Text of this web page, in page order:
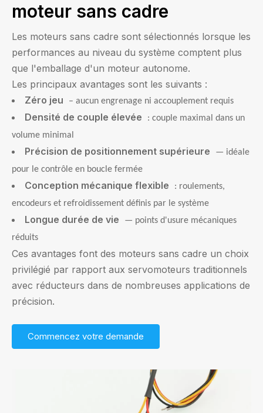
moteur sans cadre
Les moteurs sans cadre sont sélectionnés lorsque les
performances au niveau du système comptent plus
que l'emballage d'un moteur autonome.
Les principaux avantages sont les suivants :
Zéro jeu
– aucun engrenage ni accouplement requis
Densité de couple élevée
: couple maximal dans un
volume minimal
Précision de positionnement supérieure
— idéale
pour le contrôle en boucle fermée
Conception mécanique flexible
: roulements,
encodeurs et refroidissement définis par le système
Longue durée de vie
— points d'usure mécaniques
réduits
Ces avantages font des moteurs sans cadre un choix
privilégié par rapport aux servomoteurs traditionnels
avec réducteurs dans de nombreuses applications de
précision.
Commencez votre demande